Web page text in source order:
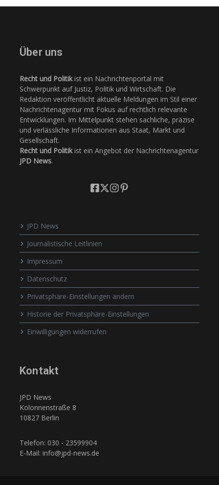
Über uns
Recht und Politikist ein Nachrichtenportal mit
Schwerpunkt auf Justiz, Politik und Wirtschaft. Die
Redaktion veröffentlicht aktuelle Meldungen im Stil einer
Nachrichtenagentur mit Fokus auf rechtlich relevante
Entwicklungen. Im Mittelpunkt stehen sachliche, präzise
und verlässliche Informationen aus Staat, Markt und
Gesellschaft.
Recht und Politikist ein Angebot der Nachrichtenagentur
JPD News.
JPD News
Journalistische Leitlinien
Impressum
Datenschutz
Privatsphäre-Einstellungen ändern
Historie der Privatsphäre-Einstellungen
Einwilligungen widerrufen
Kontakt
JPD News
Kolonnenstraße 8
10827 Berlin
Telefon: 030 - 23599904
E-Mail: info@jpd-news.de